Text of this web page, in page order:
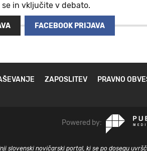
in vključite v debato.
FACEBOOK PRIJAVA
ZAPOSLITEV PRAVNO
Powered by:
slovenski novičarski portal, ki se po dosegu